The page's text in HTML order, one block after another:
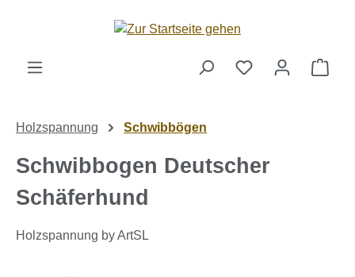
Zum Hauptinhalt springen
Holzspannung Schwibbögen
Schwibbogen Deutscher
Schäferhund
Holzspannung by ArtSL